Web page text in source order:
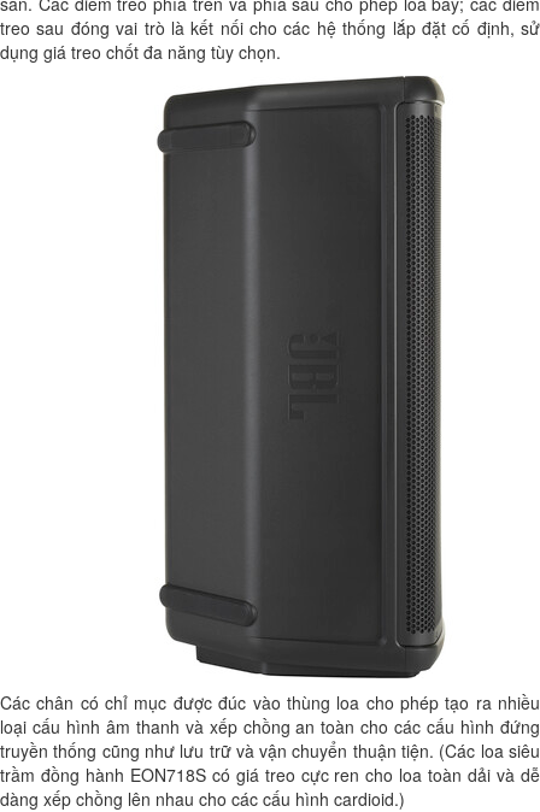
treo sau đóng vai trò là kết nối cho các hệ thống lắp đặt cố định, sử
dụng giá treo chốt đa năng tùy chọn.
Các chân có chỉ mục được đúc vào thùng loa cho phép tạo ra nhiều
loại cấu hình âm thanh và xếp chồng an toàn cho các cấu hình đứng
truyền thống cũng như lưu trữ và vận chuyển thuận tiện. (Các loa siêu
trầm đồng hành EON718S có giá treo cực ren cho loa toàn dải và dễ
dàng xếp chồng lên nhau cho các cấu hình cardioid.)